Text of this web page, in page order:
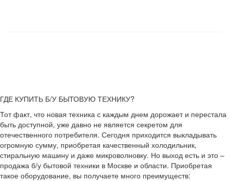
ГДЕ КУПИТЬ Б/У БЫТОВУЮ ТЕХНИКУ?
Тот факт, что новая техника с каждым днем дорожает и перестала
быть доступной, уже давно не является секретом для
отечественного потребителя. Сегодня приходится выкладывать
огромную сумму, приобретая качественный холодильник,
стиральную машину и даже микроволновку. Но выход есть и это –
продажа б/у бытовой техники в Москве и области. Приобретая
такое оборудование, вы получаете много преимуществ: